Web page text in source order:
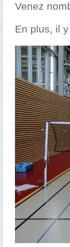
Venez
En plus, il